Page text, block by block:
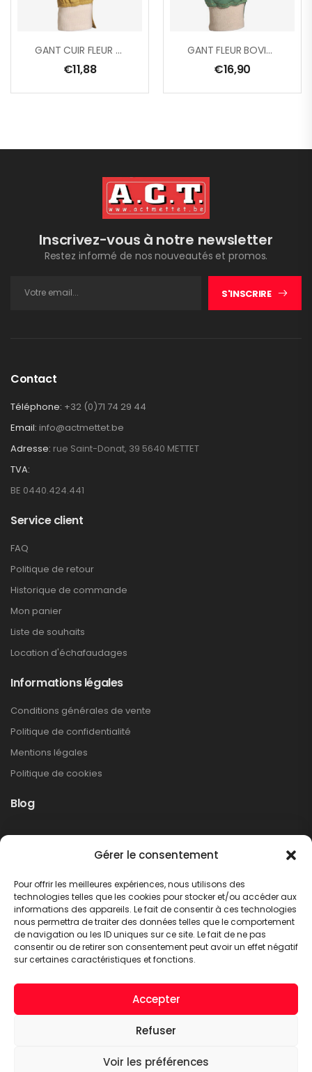
Gérer le consentement
Pour offrir les meilleures expériences, nous utilisons des
technologies telles que les cookies pour stocker et/ou accéder aux
informations des appareils. Le fait de consentir à ces technologies
nous permettra de traiter des données telles que le comportement
de navigation ou les ID uniques sur ce site. Le fait de ne pas
consentir ou de retirer son consentement peut avoir un effet négatif
sur certaines caractéristiques et fonctions.
Accepter
Refuser
Voir les préférences
GANT CUIR FLEUR DE BOVIN TRAITE HYDROFUGE.
€11,88
GANT FLEUR BOVIN HYDROFUGE – RENFORT PAUME, POUCE & METACARPE
€16,90
Inscrivez-vous à notre newsletter
Restez informé de nos nouveautés et promos.
S'INSCRIRE
Contact
Téléphone: +32 (0)71 74 29 44
Email: info@actmettet.be
Adresse: rue Saint-Donat, 39 5640 METTET
TVA:
BE 0440.424.441
Service client
FAQ
Politique de retour
Historique de commande
Mon panier
Liste de souhaits
Location d'échafaudages
Informations légales
Conditions générales de vente
Politique de confidentialité
Mentions légales
Politique de cookies
Blog
Non classé
LIRE PLUS